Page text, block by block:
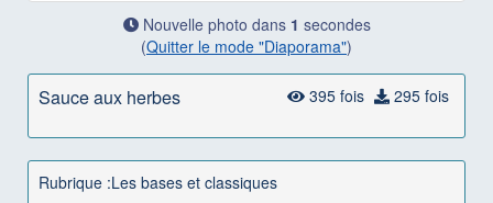
Nouvelle photo dans 1 secondes
(Quitter le mode "Diaporama")
Sauce aux herbes 395 fois 295 fois
Rubrique :Les bases et classiques